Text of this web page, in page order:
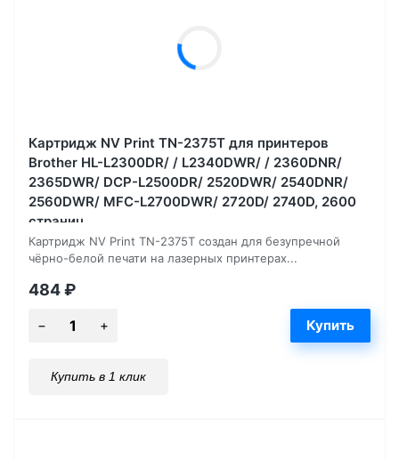
Картридж NV Print TN-2375T для принтеров
Brother HL-L2300DR/ / L2340DWR/ / 2360DNR/
2365DWR/ DCP-L2500DR/ 2520DWR/ 2540DNR/
2560DWR/ MFC-L2700DWR/ 2720D/ 2740D, 2600
страниц
Картридж NV Print TN-2375T создан для безупречной
чёрно-белой печати на лазерных принтерах...
484₽
Купить в 1 клик